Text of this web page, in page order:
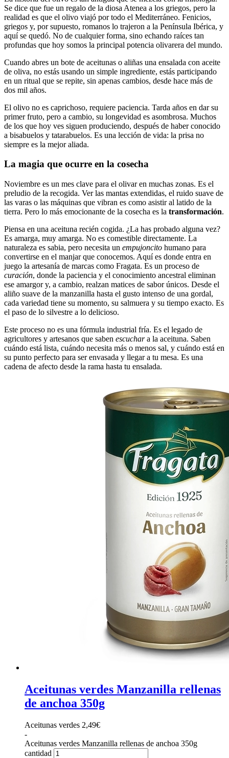
Se dice que fue un regalo de la diosa Atenea a los griegos, pero la
realidad es que el olivo viajó por todo el Mediterráneo. Fenicios,
griegos y, por supuesto, romanos lo trajeron a la Península Ibérica, y
aquí se quedó. No de cualquier forma, sino echando raíces tan
profundas que hoy somos la principal potencia olivarera del mundo.
Cuando abres un bote de aceitunas o aliñas una ensalada con aceite
de oliva, no estás usando un simple ingrediente, estás participando
en un ritual que se repite, sin apenas cambios, desde hace más de
dos mil años.
El olivo no es caprichoso, requiere paciencia. Tarda años en dar su
primer fruto, pero a cambio, su longevidad es asombrosa. Muchos
de los que hoy ves siguen produciendo, después de haber conocido
a bisabuelos y tatarabuelos. Es una lección de vida: la prisa no
siempre es la mejor aliada.
La magia que ocurre en la cosecha
Noviembre es un mes clave para el olivar en muchas zonas. Es el
preludio de la recogida. Ver las mantas extendidas, el ruido suave de
las varas o las máquinas que vibran es como asistir al latido de la
tierra. Pero lo más emocionante de la cosecha es la transformación.
Piensa en una aceituna recién cogida. ¿La has probado alguna vez?
Es amarga, muy amarga. No es comestible directamente. La
naturaleza es sabia, pero necesita un empujoncito humano para
convertirse en el manjar que conocemos. Aquí es donde entra en
juego la artesanía de marcas como Fragata. Es un proceso de
curación, donde la paciencia y el conocimiento ancestral eliminan
ese amargor y, a cambio, realzan matices de sabor únicos. Desde el
aliño suave de la manzanilla hasta el gusto intenso de una gordal,
cada variedad tiene su momento, su salmuera y su tiempo exacto. Es
el paso de lo silvestre a lo delicioso.
Este proceso no es una fórmula industrial fría. Es el legado de
agricultores y artesanos que saben escuchara la aceituna. Saben
cuándo está lista, cuándo necesita más o menos sal, y cuándo está en
su punto perfecto para ser envasada y llegar a tu mesa. Es una
cadena de afecto desde la rama hasta tu ensalada.
Aceitunas verdes Manzanilla rellenas
de anchoa 350g
Aceitunas verdes 2,49€
-
Aceitunas verdes Manzanilla rellenas de anchoa 350g
cantidad